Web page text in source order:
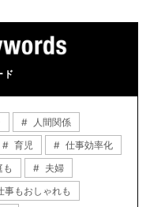
ド
人間関係
育児
仕事効率化
も
夫婦
事もおしゃれも